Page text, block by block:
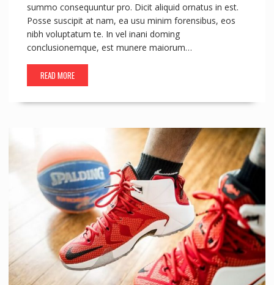
summo consequuntur pro. Dicit aliquid ornatus in est.
Posse suscipit at nam, ea usu minim forensibus, eos
nibh voluptatum te. In vel inani doming
conclusionemque, est munere maiorum…
READ MORE